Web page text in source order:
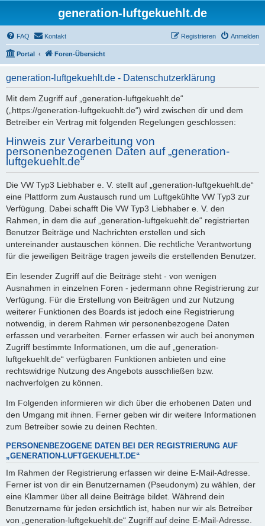
generation-luftgekuehlt.de
FAQ Kontakt Anmelden
Registrieren
Portal Foren-Übersicht
generation-luftgekuehlt.de - Datenschutzerklärung
Mit dem Zugriff auf „generation-luftgekuehlt.de“
(„https://generation-luftgekuehlt.de“) wird zwischen dir und dem
Betreiber ein Vertrag mit folgenden Regelungen geschlossen:
Hinweis zur Verarbeitung von
personenbezogenen Daten auf „generation-
luftgekuehlt.de“
Die VW Typ3 Liebhaber e. V. stellt auf „generation-luftgekuehlt.de“
eine Plattform zum Austausch rund um Luftgekühlte VW Typ3 zur
Verfügung. Dabei schafft Die VW Typ3 Liebhaber e. V. den
Rahmen, in dem die auf „generation-luftgekuehlt.de“ registrierten
Benutzer Beiträge und Nachrichten erstellen und sich
untereinander austauschen können. Die rechtliche Verantwortung
für die jeweiligen Beiträge tragen jeweils die erstellenden Benutzer.
Ein lesender Zugriff auf die Beiträge steht - von wenigen
Ausnahmen in einzelnen Foren - jedermann ohne Registrierung zur
Verfügung. Für die Erstellung von Beiträgen und zur Nutzung
weiterer Funktionen des Boards ist jedoch eine Registrierung
notwendig, in derem Rahmen wir personenbezogene Daten
erfassen und verarbeiten. Ferner erfassen wir auch bei anonymen
Zugriff bestimmte Informationen, um die auf „generation-
luftgekuehlt.de“ verfügbaren Funktionen anbieten und eine
rechtswidrige Nutzung des Angebots ausschließen bzw.
nachverfolgen zu können.
Im Folgenden informieren wir dich über die erhobenen Daten und
den Umgang mit ihnen. Ferner geben wir dir weitere Informationen
zum Betreiber sowie zu deinen Rechten.
PERSONENBEZOGENE DATEN BEI DER REGISTRIERUNG AUF
„GENERATION-LUFTGEKUEHLT.DE“
Im Rahmen der Registrierung erfassen wir deine E-Mail-Adresse.
Ferner ist von dir ein Benutzernamen (Pseudonym) zu wählen, der
eine Klammer über all deine Beiträge bildet. Während dein
Benutzername für jeden ersichtlich ist, haben nur wir als Betreiber
von „generation-luftgekuehlt.de“ Zugriff auf deine E-Mail-Adresse.